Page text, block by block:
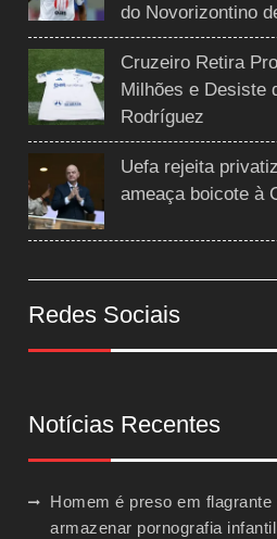
do Novorizontino
Cruzeiro Retira
Milhões e Desiste
Rodríguez
Uefa rejeita
ameaça boicote à
Redes Sociais
Notícias Recentes
Homem é preso em flagrante
armazenar pornografia